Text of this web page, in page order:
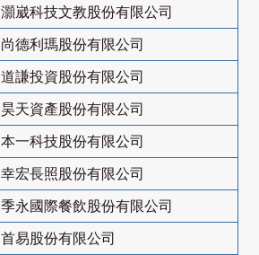
灝崴科技文教股份有限公司
尚德利瑪股份有限公司
道謙投資股份有限公司
昊天資產股份有限公司
本一科技股份有限公司
幸宏長照股份有限公司
季永國際餐飲股份有限公司
首易股份有限公司